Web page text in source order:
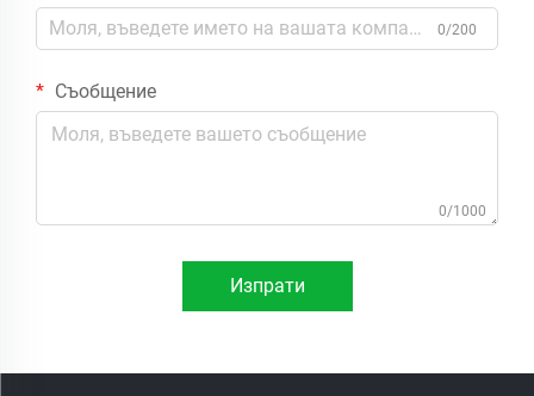
0/200
Съобщение
0/1000
Изпрати